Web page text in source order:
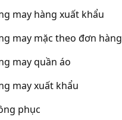
may hàng xuất khẩu
may mặc theo đơn hàng
may quần áo
may xuất khẩu
phục